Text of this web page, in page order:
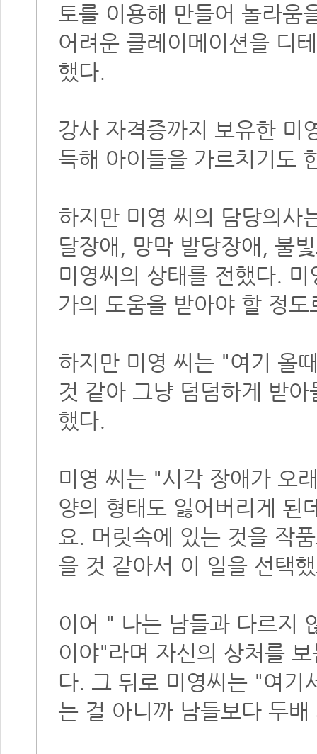
토를 이용해 만들어 놀라움
어려운 클레이메이션을 디
했다.
강사 자격증까지 보유한 미
득해 아이들을 가르치기도
하지만 미영 씨의 담당의사
달장애, 망막 발당장애, 불
미영씨의 상태를 전했다.
가의 도움을 받아야 할 정
하지만 미영 씨는 "여기 올
것 같아 그냥 덤덤하게 받
했다.
미영 씨는 "시각 장애가 오
양의 형태도 잃어버리게 된
요. 머릿속에 있는 것을 작
을 것 같아서 이 일을 선택
이어 " 나는 남들과 다르지
이야"라며 자신의 상처를
다. 그 뒤로 미영씨는 "여기
는 걸 아니까 남들보다 두